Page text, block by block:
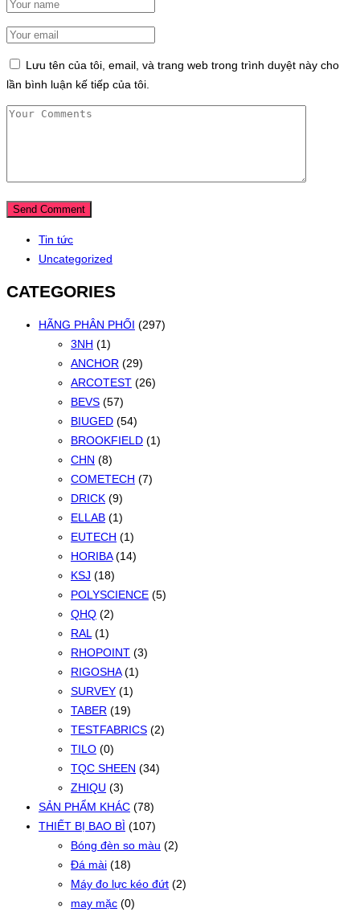
Lưu tên của tôi, email, và trang web trong trình duyệt này cho
lần bình luận kế tiếp của tôi.
Tin tức
Uncategorized
CATEGORIES
HÃNG PHÂN PHỐI (297)
3NH (1)
ANCHOR (29)
ARCOTEST (26)
BEVS (57)
BIUGED (54)
BROOKFIELD (1)
CHN (8)
COMETECH (7)
DRICK (9)
ELLAB (1)
EUTECH (1)
HORIBA (14)
KSJ (18)
POLYSCIENCE (5)
QHQ (2)
RAL (1)
RHOPOINT (3)
RIGOSHA (1)
SURVEY (1)
TABER (19)
TESTFABRICS (2)
TILO (0)
TQC SHEEN (34)
ZHIQU (3)
SẢN PHẨM KHÁC (78)
THIẾT BỊ BAO BÌ (107)
Bóng đèn so màu (2)
Đá mài (18)
Máy đo lực kéo đứt (2)
may mặc (0)